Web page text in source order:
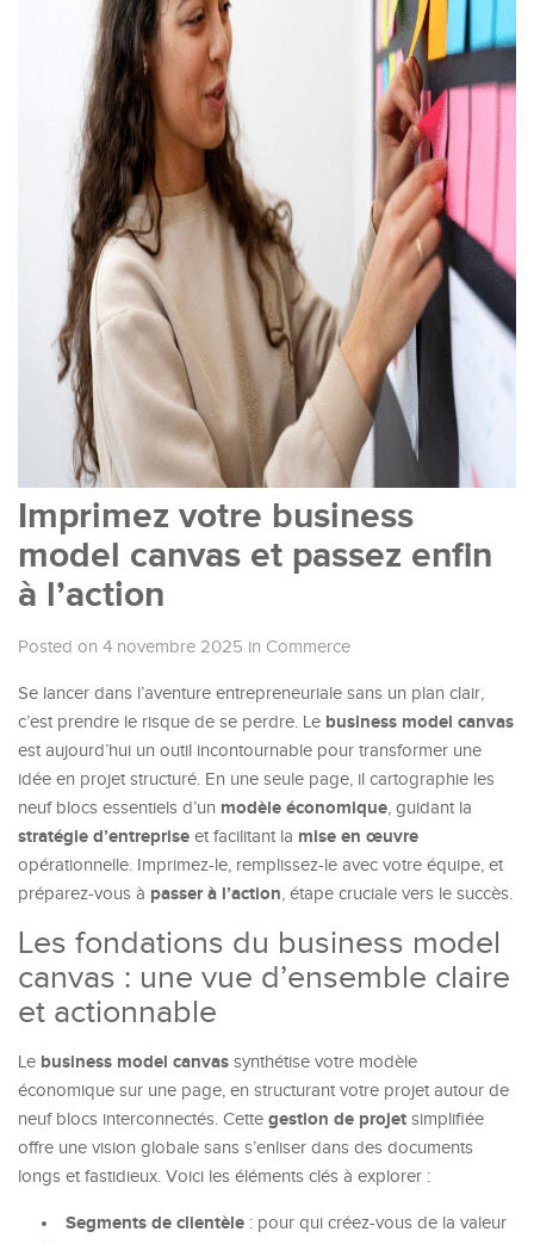
Imprimez votre business
model canvas et passez enfin
à l’action
Posted on 4 novembre 2025 in Commerce
Se lancer dans l’aventure entrepreneuriale sans un plan clair,
c’est prendre le risque de se perdre. Le business model canvas
est aujourd’hui un outil incontournable pour transformer une
idée en projet structuré. En une seule page, il cartographie les
neuf blocs essentiels d’un modèle économique, guidant la
stratégie d’entreprise et facilitant la mise en œuvre
opérationnelle. Imprimez-le, remplissez-le avec votre équipe, et
préparez-vous à passer à l’action, étape cruciale vers le succès.
Les fondations du business model
canvas : une vue d’ensemble claire
et actionnable
Le business model canvas synthétise votre modèle
économique sur une page, en structurant votre projet autour de
neuf blocs interconnectés. Cette gestion de projet simplifiée
offre une vision globale sans s’enliser dans des documents
longs et fastidieux. Voici les éléments clés à explorer :
Segments de clientèle : pour qui créez-vous de la valeur